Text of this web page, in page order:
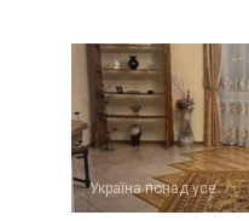
Україна понад усе